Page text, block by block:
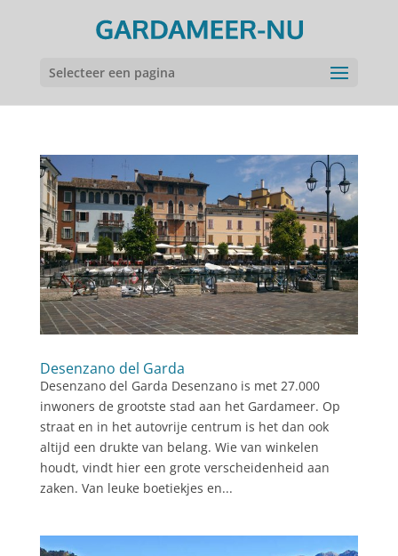
Selecteer een pagina
Desenzano del Garda
Desenzano del Garda Desenzano is met 27.000
inwoners de grootste stad aan het Gardameer. Op
straat en in het autovrije centrum is het dan ook
altijd een drukte van belang. Wie van winkelen
houdt, vindt hier een grote verscheidenheid aan
zaken. Van leuke boetiekjes en...